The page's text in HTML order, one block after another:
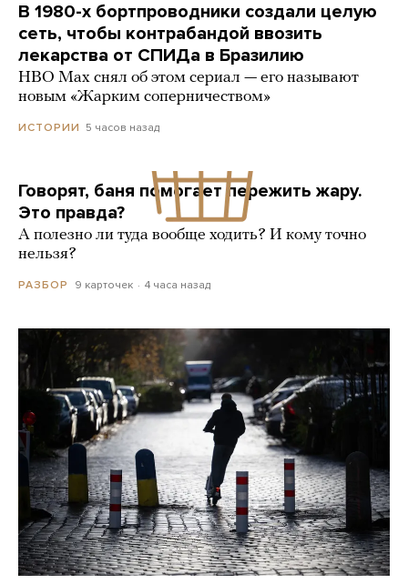
В 1980-х бортпроводники создали целую
сеть, чтобы контрабандой ввозить
лекарства от СПИДа в Бразилию
HBO Max снял об этом сериал — его называют
новым «Жарким соперничеством»
ИСТОРИИ 5 часов назад
Говорят, баня помогает пережить жару.
Это правда?
А полезно ли туда вообще ходить? И кому точно
нельзя?
РАЗБОР 9 карточек 4 часа назад